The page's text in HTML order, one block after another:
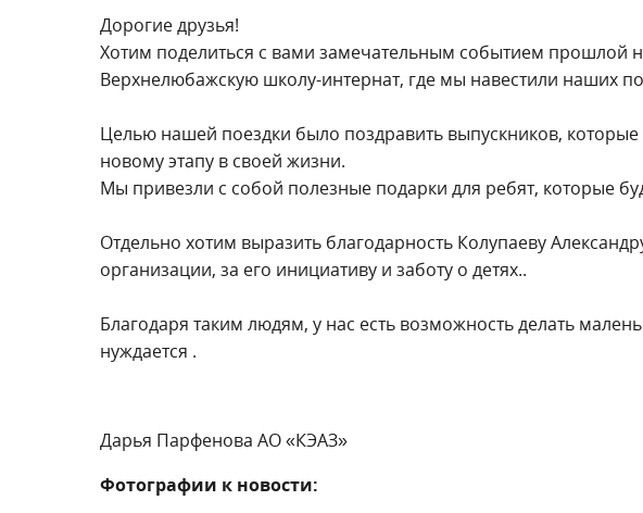
Дорогие друзья!
Хотим поделиться с вами замечательным событием прошлой
Верхнелюбажскую школу-интернат, где мы навестили наших
Целью нашей поездки было поздравить выпускников,
новому этапу в своей жизни.
Мы привезли с собой полезные подарки для ребят, которые
Отдельно хотим выразить благодарность Колупаеву
организации, за его инициативу и заботу о детях..
Благодаря таким людям, у нас есть возможность делать
нуждается .
Дарья Парфенова АО «КЭАЗ»
Фотографии к новости: